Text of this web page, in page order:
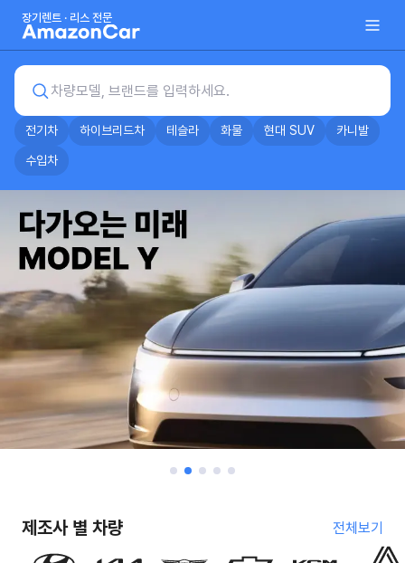
장기렌트 · 리스 전문
차량모델, 브랜드를 입력하세요.
전기차 하이브리드차 테슬라 화물 현대 SUV 카니발
수입차
제조사 별 차량 전체보기